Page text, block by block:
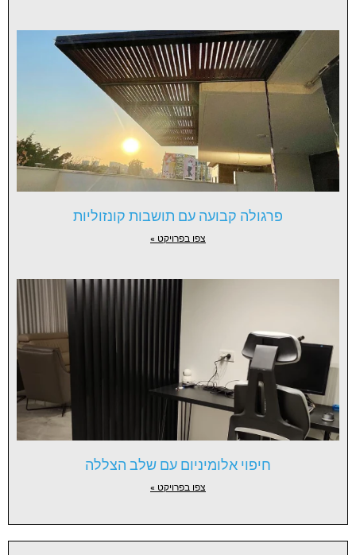
פרגולה קבועה עם תושבות קונזוליות
צפו בפרויקט »
חיפוי אלומיניום עם שלב הצללה
צפו בפרויקט »